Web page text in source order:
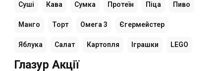
Суші Кава Сумка Протеїн Піца Пиво
Манго Торт Омега 3 Єгермейстер
Яблука Салат Картопля Іграшки LEGO
Глазур Акції